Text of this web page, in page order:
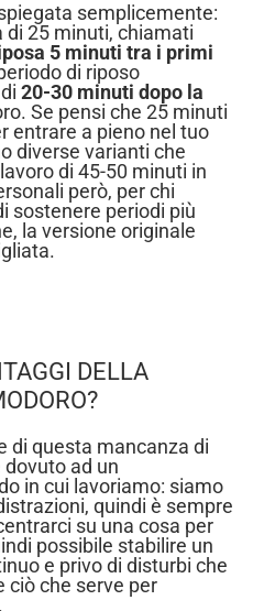
semplicemente:
di 25 minuti, chiamati
5 minuti tra i primi
di riposo
20-30 minuti dopo la
Se pensi che 25 minuti
entrare a pieno nel tuo
diverse varianti che
di 45-50 minuti in
però, per chi
sostenere periodi più
la versione originale
DELLA
di questa mancanza di
ad un
in cui lavoriamo: siamo
quindi è sempre
su una cosa per
possibile stabilire un
e privo di disturbi che
che serve per